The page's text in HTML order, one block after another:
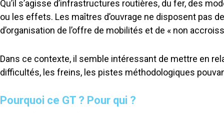
Qu’il s’agisse d’infrastructures routières, du fer, des
ou les effets. Les maîtres d’ouvrage ne disposent pas
d’organisation de l’offre de mobilités et de « non
Dans ce contexte, il semble intéressant de mettre en
difficultés, les freins, les pistes méthodologiques
Pourquoi ce GT ? Pour qui ?